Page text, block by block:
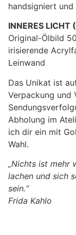
handsigniert
INNERES LICHT
Original-Ölbild
irisierende
Leinwand
Das Unikat ist
Verpackung und
Abholung im
ich dir ein mit
Wahl.
„Nichts ist mehr
lachen und sich
sein.“
Frida Kahlo